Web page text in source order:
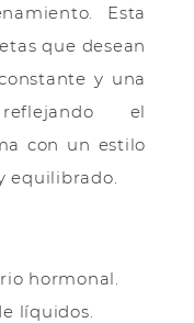
Esta
que desean
y una
el
con un estilo
equilibrado.
hormonal.
líquidos.